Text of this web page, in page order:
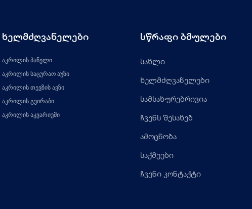
ხელმძღვანელები
აკრილის პანელი
აკრილის საცურაო აუზი
აკრილის თევზის ავზი
აკრილის გვირაბი
აკრილის აკვარიუმი
სწრაფი ბმულები
სახლი
ხელმძღვანელები
სამსახურებრივია
ჩვენს შესახებ
ამოცნობა
საქმეები
ჩვენი კონტაქტი